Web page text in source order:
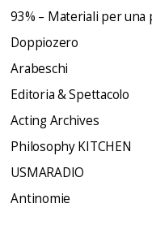
93% – Materiali per una
Doppiozero
Arabeschi
Editoria & Spettacolo
Acting Archives
Philosophy KITCHEN
USMARADIO
Antinomie